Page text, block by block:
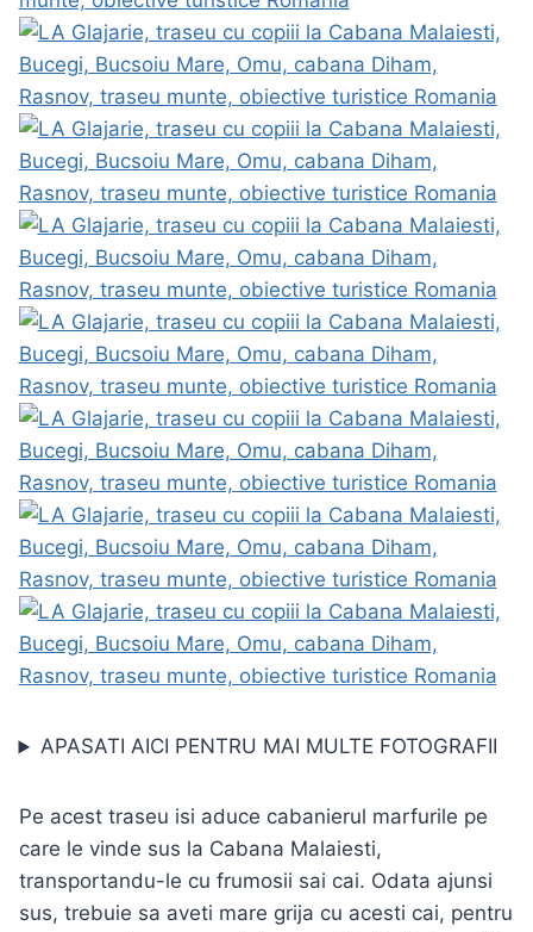
APASATI AICI PENTRU MAI MULTE FOTOGRAFII
Pe acest traseu isi aduce cabanierul marfurile pe
care le vinde sus la Cabana Malaiesti,
transportandu-le cu frumosii sai cai. Odata ajunsi
sus, trebuie sa aveti mare grija cu acesti cai, pentru